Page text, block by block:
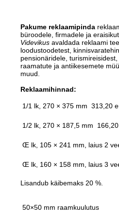
Pakume reklaamipinda
büroodele, firmadele ja
Videvikus avaldada reklaami
loodustoodetest,
pensionäridele,
raamatute ja antiikesemete
muud.
Reklaamihinnad:
 1/1 lk, 270 × 375 mm  313,20
 1/2 lk, 270 × 187,5 mm 
 Œ lk, 105 × 241 mm, laius 2
 Œ lk, 160 × 158 mm, laius 3
Lisandub käibemaks 20 %.
 50×50 mm raamkuulutus